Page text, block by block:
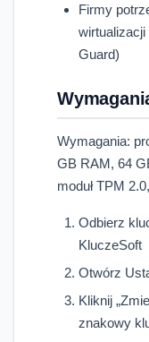
Firmy
wirtualizacji
Guard)
Wymagania:
GB RAM, 64
moduł TPM
Odbierz
KluczeSoft
Otwórz
Kliknij
znakowy